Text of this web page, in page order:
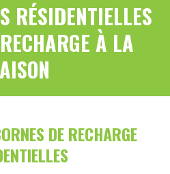
RÉSIDENTIELLES
À LA
DE RECHARGE